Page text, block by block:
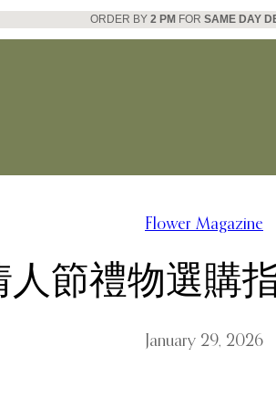
ORDER BY 2 PM FOR SAME DAY
Flower Magazine
人節禮物選購
January 29, 2026